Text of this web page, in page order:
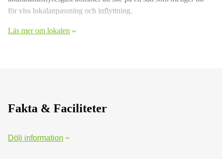
för viss lokalanpassning och inflyttning.
Läs mer om lokalen
Fakta & Faciliteter
Dölj information